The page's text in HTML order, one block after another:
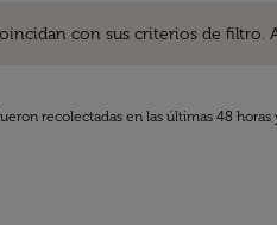
con sus criterios de filtro.
recolectadas en las últimas 48